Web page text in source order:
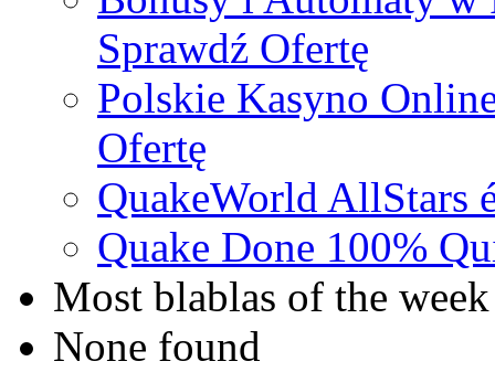
Sprawdź Ofertę
Polskie Kasyno
Ofertę
QuakeWorld AllStars
Quake Done 100%
Most blablas of the week
None found